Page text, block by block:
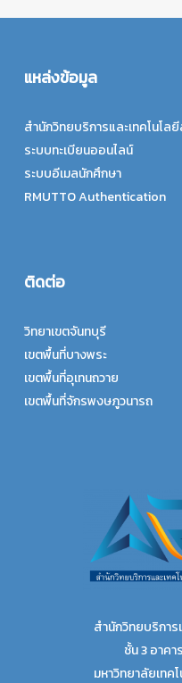
แหล่งข้อมูล
สำนักวิทยบริการและเทคโนโล
ระบบทะเบียนออนไลน์
ระบบอีเมลนักศึกษา
RMUTTO Authentication
ติดต่อ
วิทยาเขตจันทบุรี
เขตพื้นที่บางพระ
เขตพื้นที่อุเทนถวาย
เขตพื้นที่จักรพงษภูวนารถ
สำนักวิทยบริการ
ชั้น 3 อาค
มหาวิทยาลัยเทค